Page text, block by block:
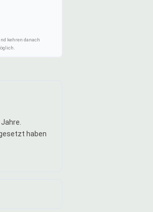
kehren danach
haben